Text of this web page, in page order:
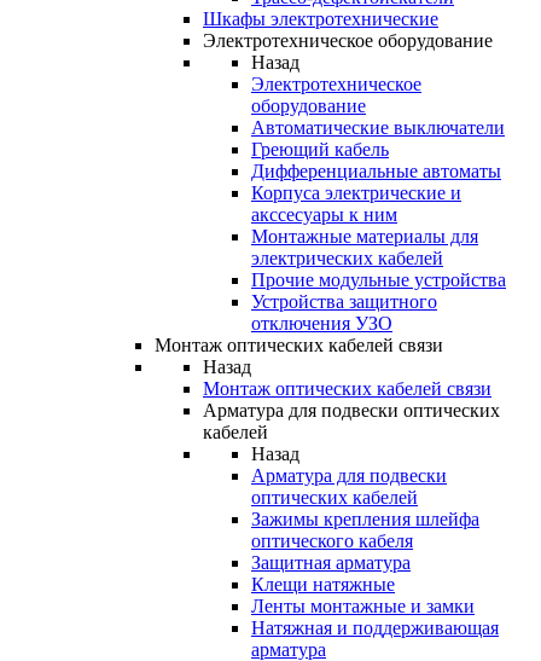
Шкафы электротехнические
Электротехническое оборудование
Назад
Электротехническое
оборудование
Автоматические выключатели
Греющий кабель
Дифференциальные автоматы
Корпуса электрические и
акссесуары к ним
Монтажные материалы для
электрических кабелей
Прочие модульные устройства
Устройства защитного
отключения УЗО
Монтаж оптических кабелей связи
Назад
Монтаж оптических кабелей связи
Арматура для подвески оптических
кабелей
Назад
Арматура для подвески
оптических кабелей
Зажимы крепления шлейфа
оптического кабеля
Защитная арматура
Клещи натяжные
Ленты монтажные и замки
Натяжная и поддерживающая
арматура